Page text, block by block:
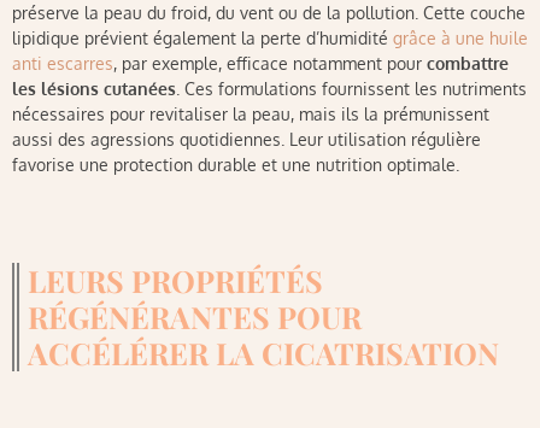
préserve la peau du froid, du vent ou de la pollution. Cette couche
lipidique prévient également la perte d’humidité grâce à une huile
anti escarres, par exemple, efficace notamment pour combattre
les lésions cutanées . Ces formulations fournissent les nutriments
nécessaires pour revitaliser la peau, mais ils la prémunissent
aussi des agressions quotidiennes. Leur utilisation régulière
favorise une protection durable et une nutrition optimale.
LEURS PROPRIÉTÉS
RÉGÉNÉRANTES POUR
ACCÉLÉRER LA CICATRISATION